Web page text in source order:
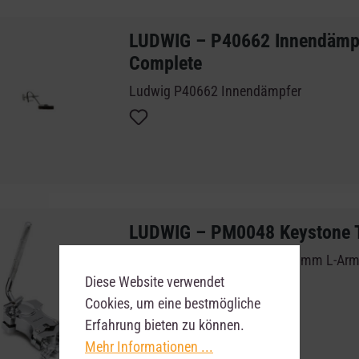
LUDWIG – P40662
Complete
Ludwig P40662 Innendämpfer
LUDWIG –
- Atlas Serie- Tomhalter mit 12 mm L-
Diese Website verwendet
Cookies, um eine bestmögliche
Erfahrung bieten zu können.
Mehr Informationen ...